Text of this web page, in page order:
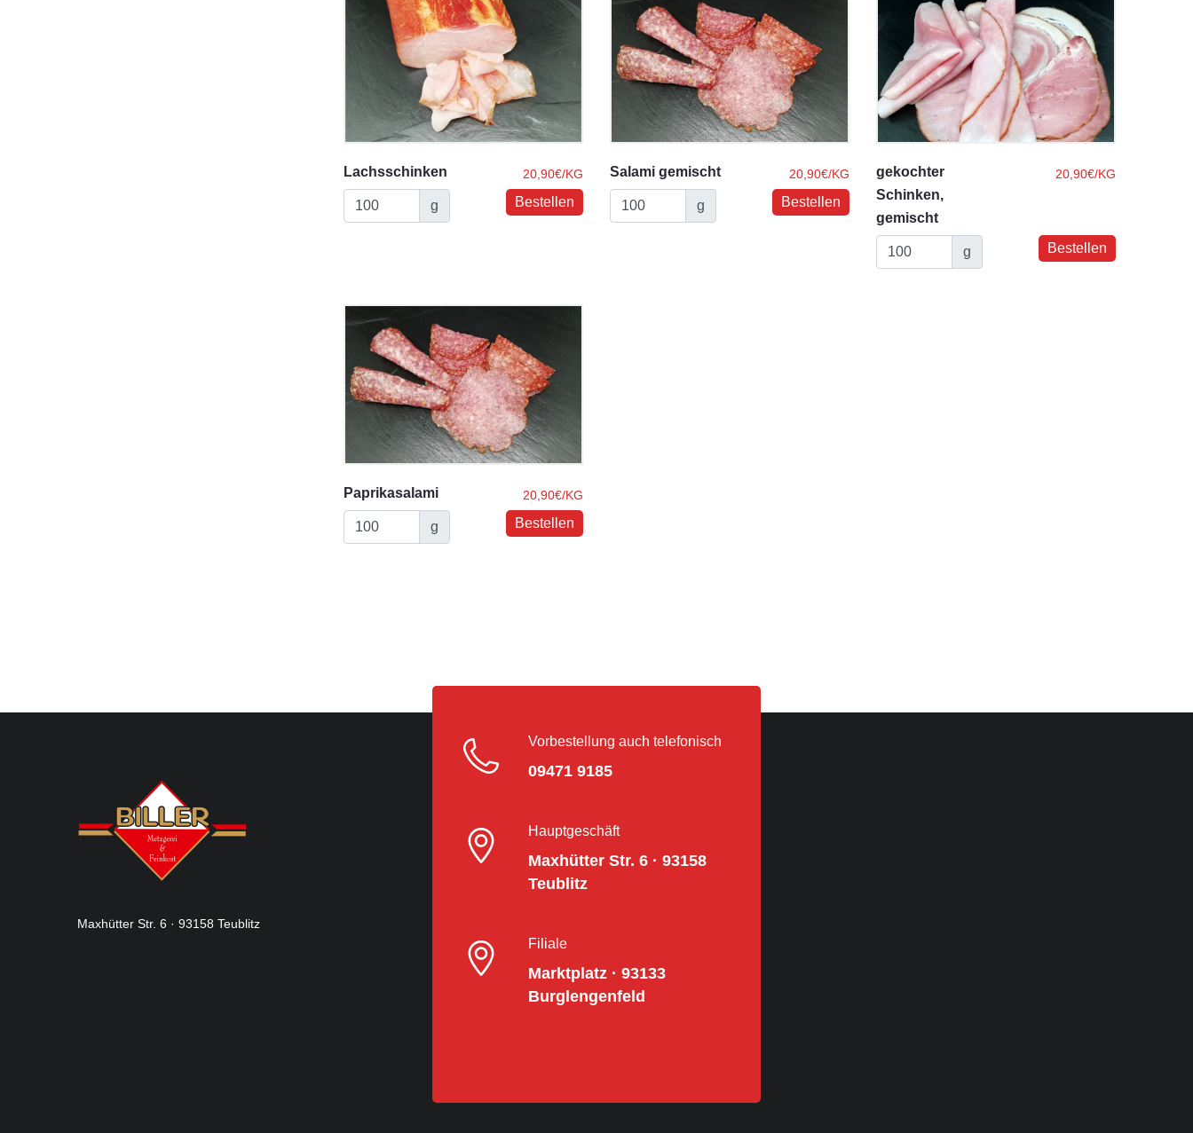
Lachsschinken 20,90€/KG
g
Salami gemischt 20,90€/KG
g
gekochter
Schinken,
gemischt
20,90€/KG
g
Paprikasalami 20,90€/KG
g
Maxhütter Str. 6 · 93158 Teublitz
Vorbestellung auch telefonisch
09471 9185
Hauptgeschäft
Maxhütter Str. 6 · 93158
Teublitz
Filiale
Marktplatz · 93133
Burglengenfeld